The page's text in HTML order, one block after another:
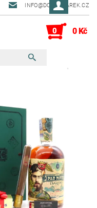
INFO@DOBRYDAREK.CZ
0 0 Kč